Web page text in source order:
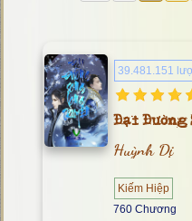
39.481.151
Đại Đường
Huỳnh Dị
Kiếm Hiệp
760 Chương